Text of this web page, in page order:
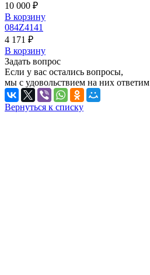
10 000 ₽
В корзину
084Z4141
4 171 ₽
В корзину
Задать вопрос
Если у вас остались вопросы,
мы с удовольствием на них ответим
Вернуться к списку